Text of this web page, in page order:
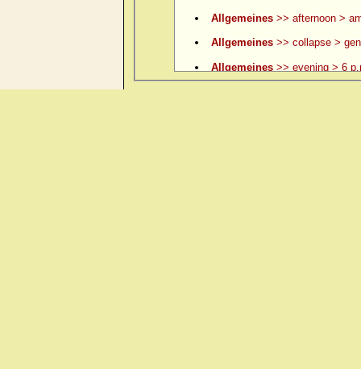
Allgemeines>> afternoon >
Allgemeines>> collapse >
Allgemeines>> evening > 6